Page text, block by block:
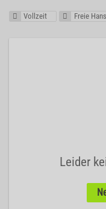
Vollzeit Freie
Leider